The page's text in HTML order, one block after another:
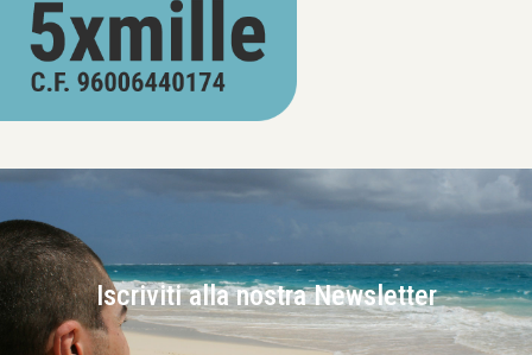
Iscriviti alla nostra Newsletter